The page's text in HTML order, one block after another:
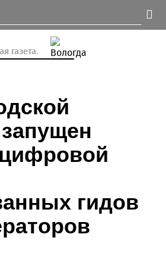
газета.
гидов